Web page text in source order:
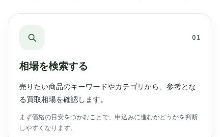
01
相場を検索する
売りたい商品のキーワードやカテゴリから、参考とな
る買取相場を確認します。
まず価格の目安をつかむことで、申込みに進むかどうかを判断
しやすくなります。